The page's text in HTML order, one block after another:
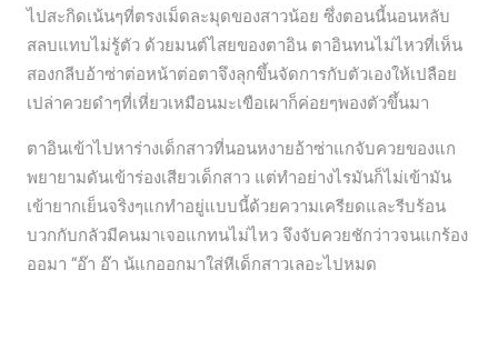
ไปสะกิดเน้นๆที่ตรงเม็ดละมุดของสาวน้อย ซึ่งตอนนี้นอนหลับ
สลบแทบไม่รู้ตัว ด้วยมนต์ไสยของตาอิน ตาอินทนไม่ไหวที่เห็น
สองกลีบอ้าซ่าต่อหน้าต่อตาจึงลุกขึ้นจัดการกับตัวเองให้เปลือย
เปล่าควยดำๆที่เหี่ยวเหมือนมะเขือเผาก็ค่อยๆพองตัวขึ้นมา
ตาอินเข้าไปหาร่างเด็กสาวที่นอนหงายอ้าซ่าแกจับควยของแก
พยายามดันเข้าร่องเสียวเด็กสาว แต่ทำอย่างไรมันก็ไม่เข้ามัน
เข้ายากเย็นจริงๆแกทำอยู่แบบนี้ด้วยความเครียดและรีบร้อน
บวกกับกลัวมีคนมาเจอแกทนไม่ไหว จึงจับควยชักว่าวจนแกร้อง
ออมา “อ๊า อ๊า น้แกออกมาใส่หีเด็กสาวเลอะไปหมด